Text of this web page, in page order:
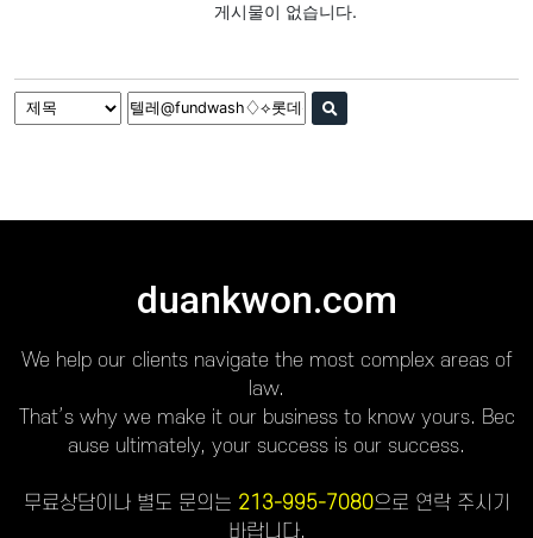
게시물이 없습니다.
duankwon.com
We help our clients navigate the most complex areas of
law.
That’s why we make it our business to know yours. Bec
ause ultimately, your success is our success.
무료상담이나 별도 문의는 213-995-7080으로 연락 주시기
바랍니다.